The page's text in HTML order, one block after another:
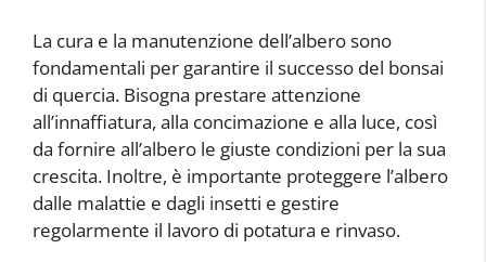
La cura e la manutenzione dell’albero sono
fondamentali per garantire il successo del bonsai
di quercia. Bisogna prestare attenzione
all’innaffiatura, alla concimazione e alla luce, così
da fornire all’albero le giuste condizioni per la sua
crescita. Inoltre, è importante proteggere l’albero
dalle malattie e dagli insetti e gestire
regolarmente il lavoro di potatura e rinvaso.